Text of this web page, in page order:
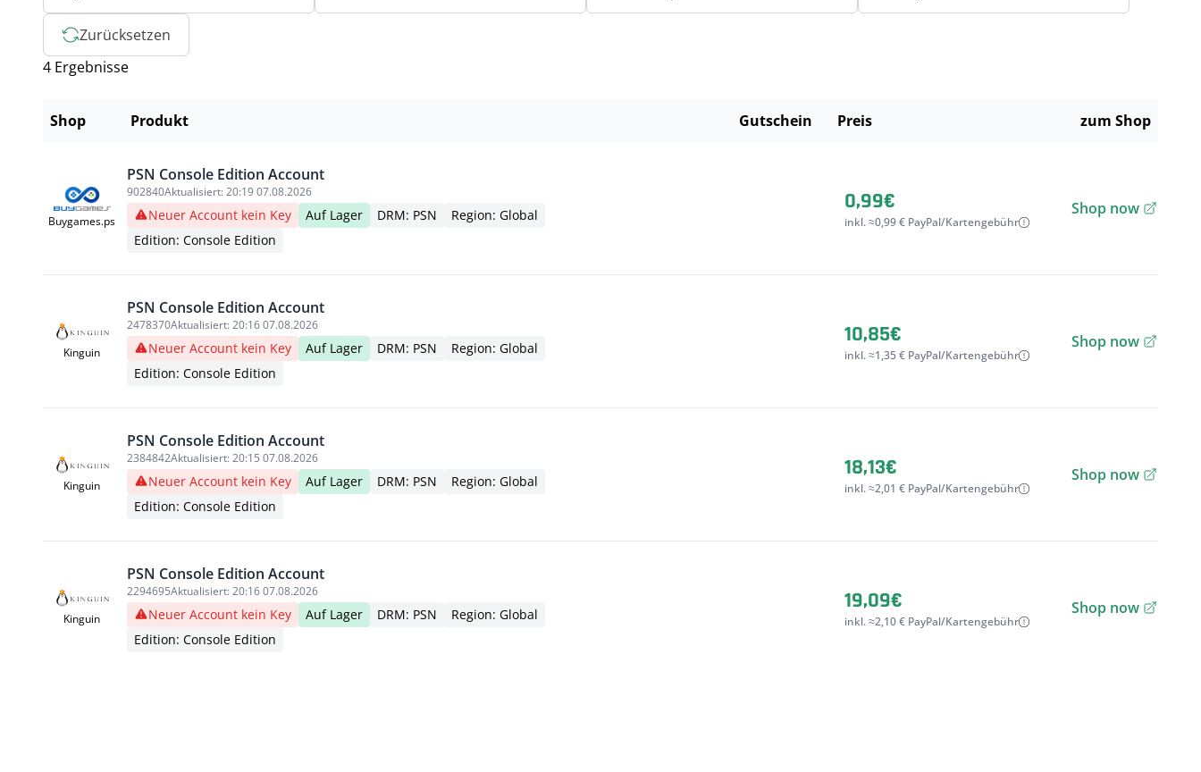
Zurücksetzen
4 Ergebnisse
Shop Produkt Gutschein Preis zum Shop
Buygames.ps
PSN Console Edition Account
902840Aktualisiert: 20:19 07.08.2026
Neuer Account kein Key Auf Lager DRM: PSN
Region: Global
Edition: Console Edition
0,99€
inkl. ≈0,99 € PayPal/Kartengebühr
Shop now
Kinguin
PSN Console Edition Account
2478370Aktualisiert: 20:16 07.08.2026
Neuer Account kein Key Auf Lager DRM: PSN
Region: Global
Edition: Console Edition
10,85€
inkl. ≈1,35 € PayPal/Kartengebühr
Shop now
Kinguin
PSN Console Edition Account
2384842Aktualisiert: 20:15 07.08.2026
Neuer Account kein Key Auf Lager DRM: PSN
Region: Global
Edition: Console Edition
18,13€
inkl. ≈2,01 € PayPal/Kartengebühr
Shop now
Kinguin
PSN Console Edition Account
2294695Aktualisiert: 20:16 07.08.2026
Neuer Account kein Key Auf Lager DRM: PSN
Region: Global
Edition: Console Edition
19,09€
inkl. ≈2,10 € PayPal/Kartengebühr
Shop now